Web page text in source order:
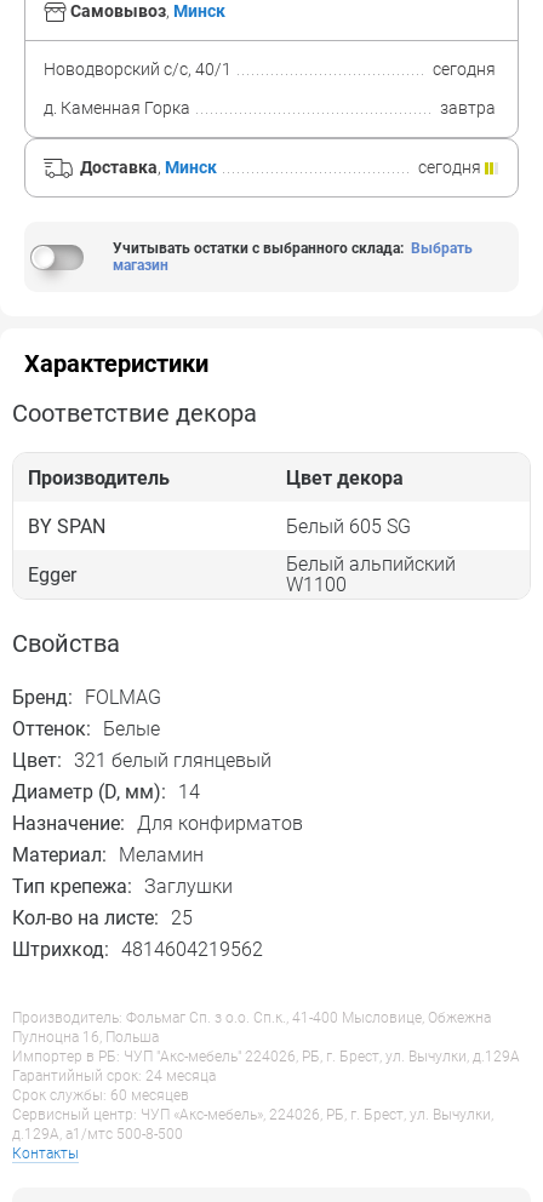
Самовывоз, Минск
Новодворский с/с, 40/1
сегодня
д. Каменная Горка
завтра
Доставка, Минск сегодня
Учитывать остатки с выбранного склада: Выбрать
магазин
Характеристики
Соответствие декора
Производитель Цвет декора
BY SPAN Белый 605 SG
Egger
Белый альпийский
W1100
Свойства
Бренд:
FOLMAG
Оттенок:
Белые
Цвет:
321 белый глянцевый
Диаметр (D, мм):
14
Назначение: Для конфирматов
Материал:
Меламин
Тип крепежа: Заглушки
Кол-во на листе:
25
Штрихкод: 4814604219562
Производитель: Фольмаг Сп. з о.о. Сп.к., 41-400 Мысловице, Обжежна
Пулноцна 16, Польша
Импортер в РБ: ЧУП "Акс-мебель" 224026, РБ, г. Брест, ул. Вычулки, д.129А
Гарантийный срок: 24 месяца
Срок службы: 60 месяцев
Сервисный центр: ЧУП «Акс-мебель», 224026, РБ, г. Брест, ул. Вычулки,
д.129А, a1/мтс 500-8-500
Контакты